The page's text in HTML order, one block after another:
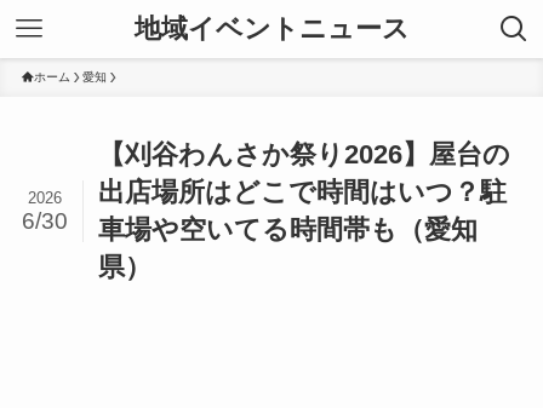
地域イベントニュース
ホーム 愛知
【刈谷わんさか祭り2026】屋台の
出店場所はどこで時間はいつ？駐
車場や空いてる時間帯も（愛知
県）
2026
6/30